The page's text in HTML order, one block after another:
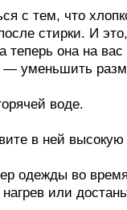
с тем, что
стирки. И
она на
— уменьшить
воде.
в ней высокую
одежды во
или